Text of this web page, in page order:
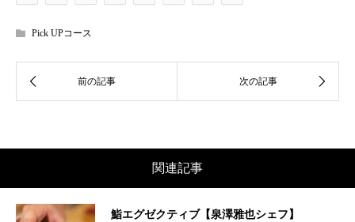
Pick UPコース
関連記事
鮨エグゼクティブ【泉澤雅也シェフ】